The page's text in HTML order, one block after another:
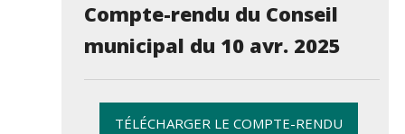
Compte-rendu du Conseil
municipal du 10 avr. 2025
TÉLÉCHARGER LE COMPTE-RENDU